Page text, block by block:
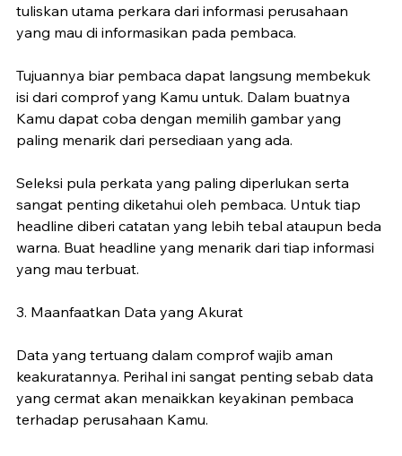
tuliskan utama perkara dari informasi perusahaan
yang mau di informasikan pada pembaca.
Tujuannya biar pembaca dapat langsung membekuk
isi dari comprof yang Kamu untuk. Dalam buatnya
Kamu dapat coba dengan memilih gambar yang
paling menarik dari persediaan yang ada.
Seleksi pula perkata yang paling diperlukan serta
sangat penting diketahui oleh pembaca. Untuk tiap
headline diberi catatan yang lebih tebal ataupun beda
warna. Buat headline yang menarik dari tiap informasi
yang mau terbuat.
3. Maanfaatkan Data yang Akurat
Data yang tertuang dalam comprof wajib aman
keakuratannya. Perihal ini sangat penting sebab data
yang cermat akan menaikkan keyakinan pembaca
terhadap perusahaan Kamu.